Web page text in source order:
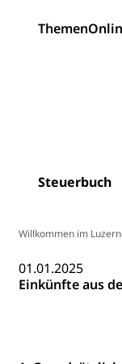
Themen
Steuerbuch
Willkommen im
01.01.2025
Einkünfte aus
Ausweise
Reisepass,
Einbürgerung
Nationalität,